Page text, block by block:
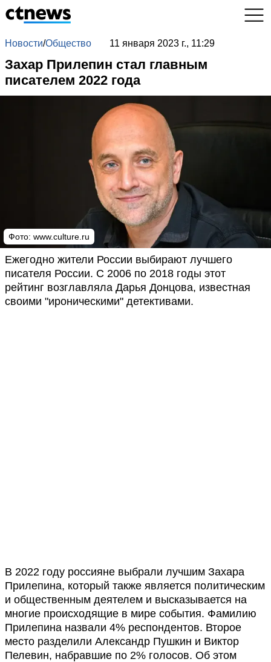
Новости/Общество 11 января 2023 г., 11:29
Захар Прилепин стал главным
писателем 2022 года
Фото: www.culture.ru
Ежегодно жители России выбирают лучшего
писателя России. С 2006 по 2018 годы этот
рейтинг возглавляла Дарья Донцова, известная
своими "ироническими" детективами.
В 2022 году россияне выбрали лучшим Захара
Прилепина, который также является политическим
и общественным деятелем и высказывается на
многие происходящие в мире события. Фамилию
Прилепина назвали 4% респондентов. Второе
место разделили Александр Пушкин и Виктор
Пелевин, набравшие по 2% голосов. Об этом